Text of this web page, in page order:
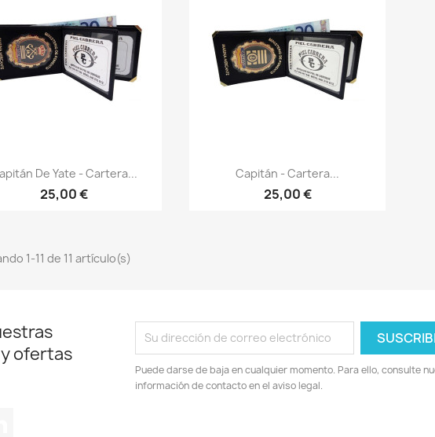
Vista rápida
De Yate - Cartera...
25,00 €
Vista rápida
Capitán - Cartera...
25,00 €
1-11 de 11 artículo(s)
ofertas
Puede darse de baja en cualquier momento. Para ello, consulte
información de contacto en el aviso legal.